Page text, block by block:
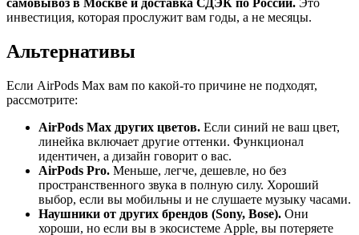
самовывоз в Москве и доставка СДЭК по России. Это
инвестиция, которая прослужит вам годы, а не месяцы.
Альтернативы
Если AirPods Max вам по какой-то причине не подходят,
рассмотрите:
AirPods Max других цветов. Если синий не ваш цвет,
линейка включает другие оттенки. Функционал
идентичен, а дизайн говорит о вас.
AirPods Pro. Меньше, легче, дешевле, но без
пространственного звука в полную силу. Хороший
выбор, если вы мобильны и не слушаете музыку часами.
Наушники от других брендов (Sony, Bose). Они
хороши, но если вы в экосистеме Apple, вы потеряете